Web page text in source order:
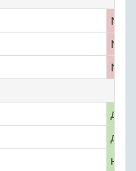
No
No
No